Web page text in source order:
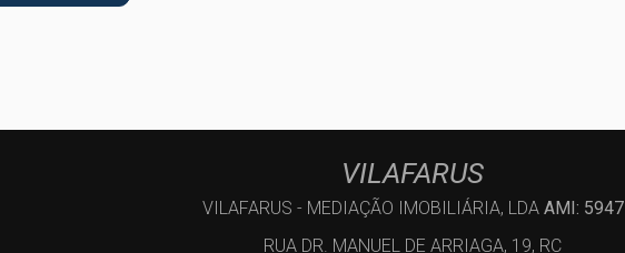
VILAFARUS
VILAFARUS - MEDIAÇÃO IMOBILIÁRIA, LDA AMI: 5947
RUA DR. MANUEL DE ARRIAGA, 19, RC